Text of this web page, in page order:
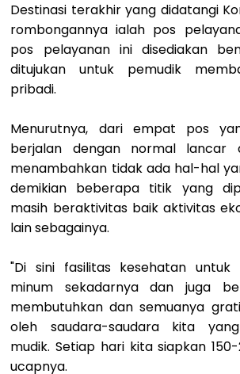
Destinasi terakhir yang didatangi
rombongannya ialah pos
pos pelayanan ini disediakan
ditujukan untuk pemudik
pribadi.
Menurutnya, dari empat pos
berjalan dengan normal lancar
menambahkan tidak ada hal-hal
demikian beberapa titik yang
masih beraktivitas baik aktivitas
lain sebagainya.
"Di sini fasilitas kesehatan untuk
minum sekadarnya dan juga
membutuhkan dan semuanya
oleh saudara-saudara kita
mudik. Setiap hari kita siapkan
ucapnya.